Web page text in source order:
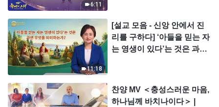
6:11
11:18
[설교 모음 - 신앙 안에서 진
리를 구하다] ‘아들을 믿는 자
는 영생이 있다’는 것은 과연
찬양 MV ＜충성스러운 마음,
하나님께 바치나이다＞ |